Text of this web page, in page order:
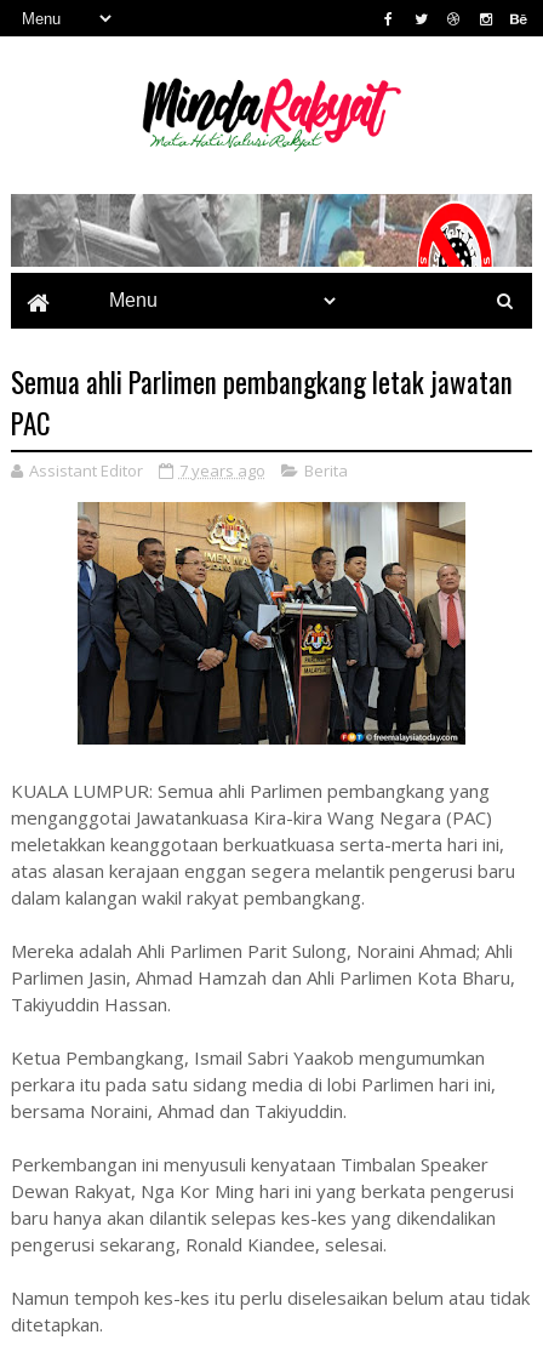
Semua ahli Parlimen pembangkang letak jawatan
PAC
Assistant Editor 7 years ago Berita
KUALA LUMPUR: Semua ahli Parlimen pembangkang yang
menganggotai Jawatankuasa Kira-kira Wang Negara (PAC)
meletakkan keanggotaan berkuatkuasa serta-merta hari ini,
atas alasan kerajaan enggan segera melantik pengerusi baru
dalam kalangan wakil rakyat pembangkang.
Mereka adalah Ahli Parlimen Parit Sulong, Noraini Ahmad; Ahli
Parlimen Jasin, Ahmad Hamzah dan Ahli Parlimen Kota Bharu,
Takiyuddin Hassan.
Ketua Pembangkang, Ismail Sabri Yaakob mengumumkan
perkara itu pada satu sidang media di lobi Parlimen hari ini,
bersama Noraini, Ahmad dan Takiyuddin.
Perkembangan ini menyusuli kenyataan Timbalan Speaker
Dewan Rakyat, Nga Kor Ming hari ini yang berkata pengerusi
baru hanya akan dilantik selepas kes-kes yang dikendalikan
pengerusi sekarang, Ronald Kiandee, selesai.
Namun tempoh kes-kes itu perlu diselesaikan belum atau tidak
ditetapkan.